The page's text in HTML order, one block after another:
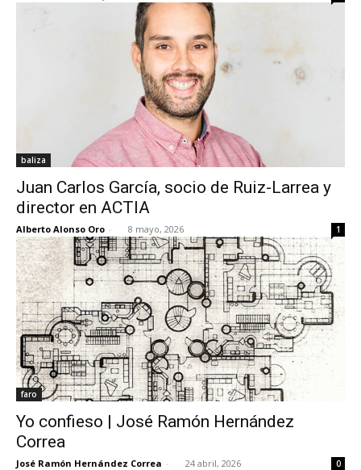
baliza
Juan Carlos García, socio de Ruiz-Larrea y
director en ACTIA
Alberto Alonso Oro - 8 mayo, 2026 1
faro
Yo confieso | José Ramón Hernández
Correa
José Ramón Hernández Correa - 24 abril, 2026 0